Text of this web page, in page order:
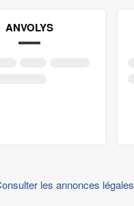
ANVOLYS
les annonces légales